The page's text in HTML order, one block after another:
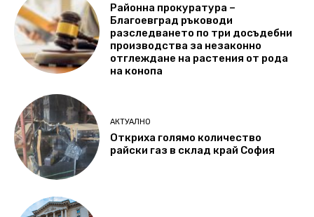
Районна прокуратура –
Благоевград ръководи
разследването по три досъдебни
производства за незаконно
отглеждане на растения от рода
на конопа
АКТУАЛНО
Откриха голямо количество
райски газ в склад край София